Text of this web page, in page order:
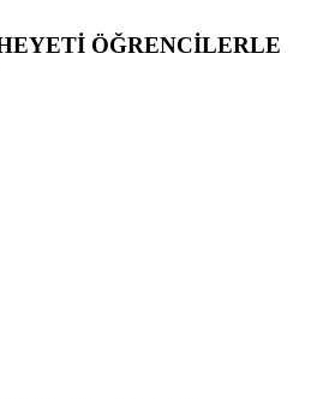
ÖĞRENCİLERLE